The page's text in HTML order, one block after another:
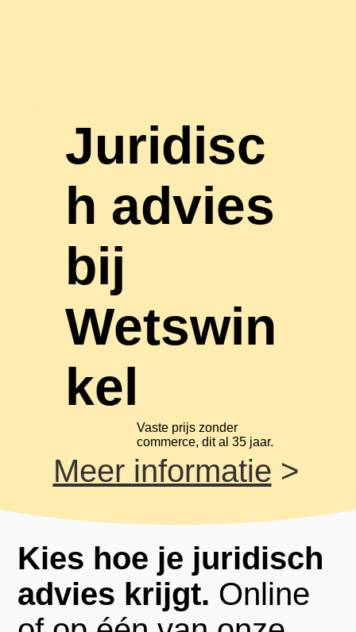
Juridisc
h advies
bij
Wetswin
kel
Vaste prijs zonder
commerce, dit al 35 jaar.
Meer informatie >
Kies hoe je juridisch
advies krijgt. Online